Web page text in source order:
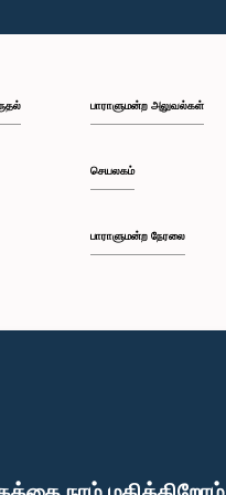
பாராளுமன்ற அலுவல்கள்
செயலகம்
பாராளுமன்ற நேரலை